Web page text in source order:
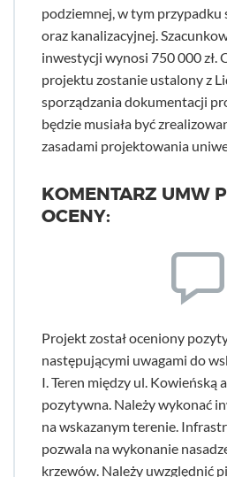
podziemnej, w tym przypadku
oraz kanalizacyjnej.
inwestycji wynosi 750 000 zł.
projektu zostanie ustalony z
sporządzania dokumentacji
będzie musiała być
zasadami projektowania
KOMENTARZ UMW
OCENY:
Projekt został oceniony
następującymi uwagami do
I. Teren między ul. Kowieńską
pozytywna. Należy wykonać
na wskazanym terenie.
pozwala na wykonanie
krzewów. Należy uwzględnić